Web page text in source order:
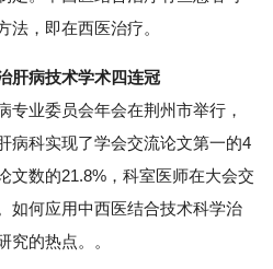
法，即在西医治疗。
肝病技术学术四连冠
业委员会年会在荆州市举行，
病科实现了学会交流论文第一的4
数的21.8%，科室医师在大会交
如何应用中西医结合技术科学治
究的热点。。